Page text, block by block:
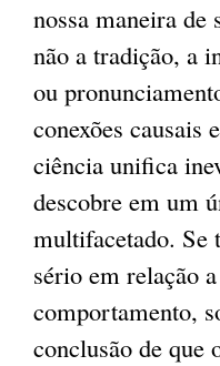
nossa maneira de
não a tradição, a
ou
conexões causais
ciência unifica
descobre em um
multifacetado. Se
sério em relação
comportamento,
conclusão de que